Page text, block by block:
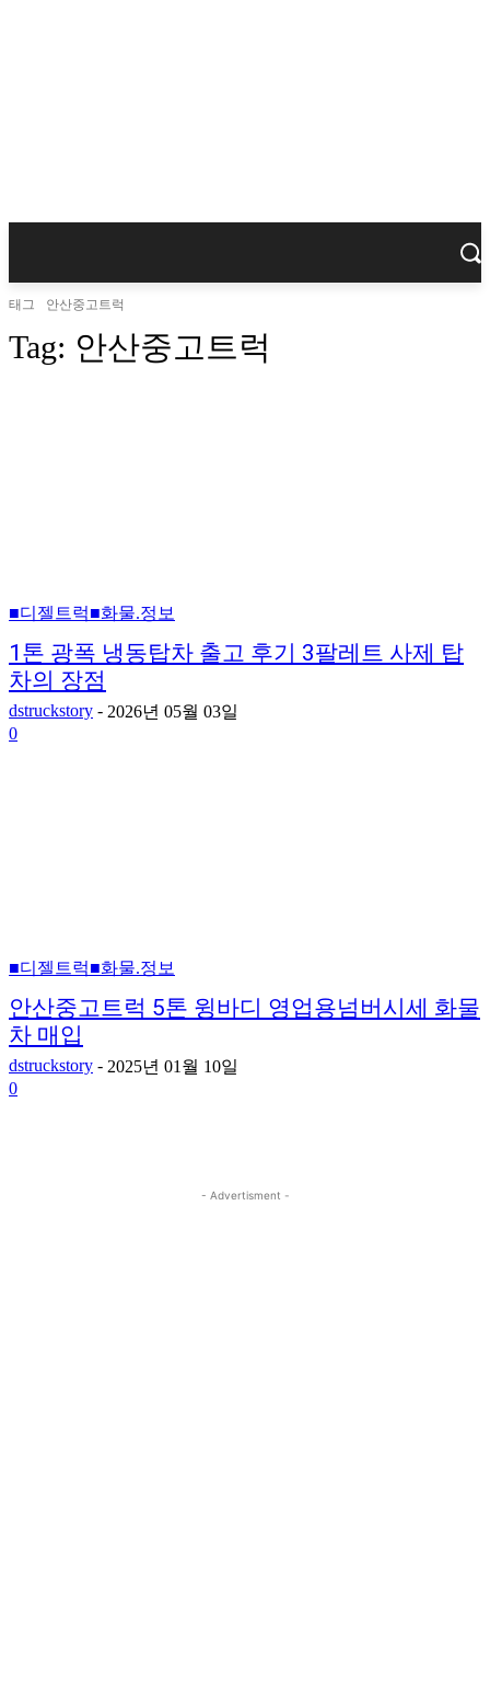
태그 안산중고트럭
Tag: 안산중고트럭
■디젤트럭■화물.정보
1톤 광폭 냉동탑차 출고 후기 3팔레트 사제 탑
차의 장점
dstruckstory - 2026년 05월 03일
0
■디젤트럭■화물.정보
안산중고트럭 5톤 윙바디 영업용넘버시세 화물
차 매입
dstruckstory - 2025년 01월 10일
0
- Advertisment -